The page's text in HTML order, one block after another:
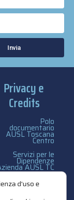
Invia
Privacy e
Credits
Polo
documentario
AUSL Toscana
Centro
Servizi per le
Dipendenze
AUSL TC
e cookie
d'uso e